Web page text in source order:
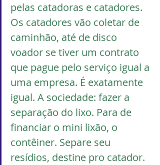
pelas catadoras e catadores.
Os catadores vão coletar de
caminhão, até de disco
voador se tiver um contrato
que pague pelo serviço igual a
uma empresa. É exatamente
igual. A sociedade: fazer a
separação do lixo. Para de
financiar o mini lixão, o
contêiner. Separe seu
resídios, destine pro catador.